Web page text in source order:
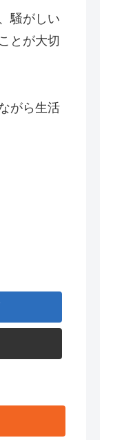
騒がしい
とが大切
がら生活